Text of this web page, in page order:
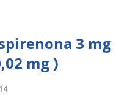
3 mg
mg )